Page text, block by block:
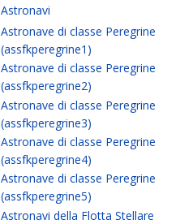
Astronavi
Astronave di classe Peregrine
(assfkperegrine1)
Astronave di classe Peregrine
(assfkperegrine2)
Astronave di classe Peregrine
(assfkperegrine3)
Astronave di classe Peregrine
(assfkperegrine4)
Astronave di classe Peregrine
(assfkperegrine5)
Astronavi della Flotta Stellare